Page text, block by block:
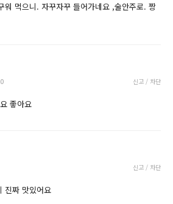
워 먹으니. 자꾸자꾸 들어가네요 ,술안주로. 짱
신고 / 차단
좋아요
신고 / 차단
진짜 맛있어요